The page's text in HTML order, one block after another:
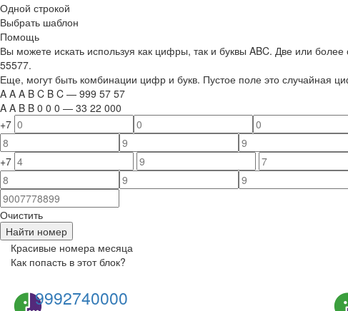
Одной строкой
Выбрать шаблон
Помощь
Вы можете искать используя как цифры, так и буквы ABC. Две или
55577.
Еще, могут быть комбинации цифр и букв. Пустое поле это случайная
A A A B C B C — 999 57 57
A A B B 0 0 0 — 33 22 000
+7
+7
Очистить
Найти номер
Красивые номера месяца
Как попасть в этот блок?
9992740000